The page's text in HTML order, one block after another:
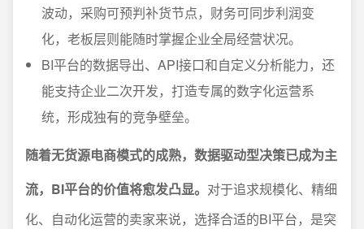
波动，采购可预判补货节点，财务可同步利润变
化，老板层则能随时掌握企业全局经营状况。
BI平台的数据导出、API接口和自定义分析能力，还
能支持企业二次开发，打造专属的数字化运营系
统，形成独有的竞争壁垒。
随着无货源电商模式的成熟，数据驱动型决策已成为主
流，BI平台的价值将愈发凸显。 对于追求规模化、精细
化、自动化运营的卖家来说，选择合适的BI平台，是突